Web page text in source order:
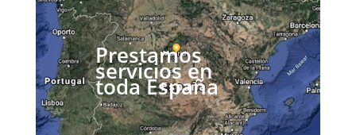
Prestamos
servicios en
toda España